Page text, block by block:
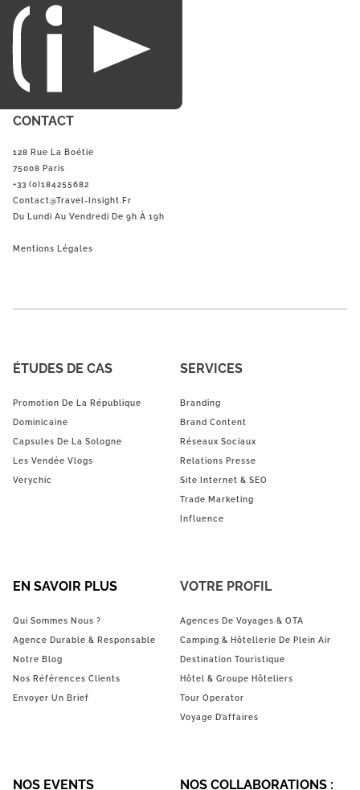
du loisirs.
CONTACT
128 Rue La Boétie
75008 Paris
+33 (0)184255682
Contact@Travel-Insight.fr
Du Lundi Au Vendredi De 9h À 19h
Mentions Légales
ÉTUDES DE CAS
Promotion De La République
Dominicaine
Capsules De La Sologne
Les Vendée Vlogs
Verychic
SERVICES
Branding
Brand Content
Réseaux Sociaux
Relations Presse
Site Internet & SEO
Trade Marketing
Influence
EN SAVOIR PLUS
Qui Sommes Nous ?
Agence Durable & Responsable
Notre Blog
Nos Références Clients
Envoyer Un Brief
VOTRE PROFIL
Agences De Voyages & OTA
Camping & Hôtellerie De Plein Air
Destination Touristique
Hôtel & Groupe Hôteliers
Tour Operator
Voyage D’affaires
NOS EVENTS NOS COLLABORATIONS :